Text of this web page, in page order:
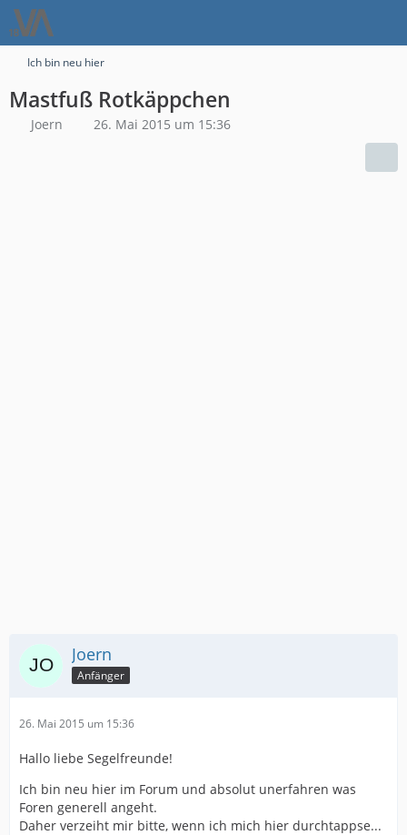
Ich bin neu hier
Mastfuß Rotkäppchen
Joern 26. Mai 2015 um 15:36
Joern
Anfänger
26. Mai 2015 um 15:36
Hallo liebe Segelfreunde!
Ich bin neu hier im Forum und absolut unerfahren was
Foren generell angeht.
Daher verzeiht mir bitte, wenn ich mich hier durchtappse...